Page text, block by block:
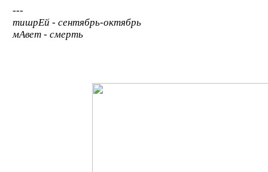
---
тишрЕй - сентябрь-октябрь
мАвет - смерть